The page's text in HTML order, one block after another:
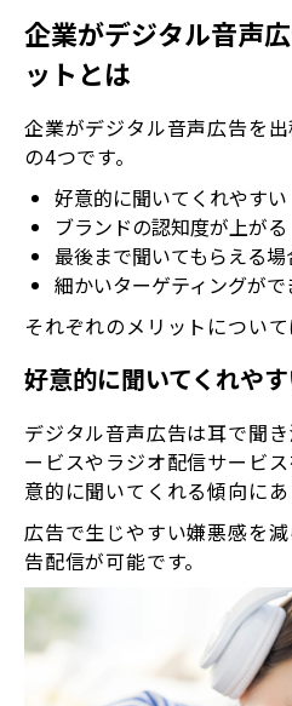
企業がデジタル音声
ットとは
企業がデジタル音声広告を
の4つです。
好意的に聞いてくれやすい
ブランドの認知度が上がる
最後まで聞いてもらえる場
細かいターゲティングがで
それぞれのメリットについて
好意的に聞いてくれや
デジタル音声広告は耳で聞
ービスやラジオ配信サービ
意的に聞いてくれる傾向にあ
広告で生じやすい嫌悪感を
告配信が可能です。